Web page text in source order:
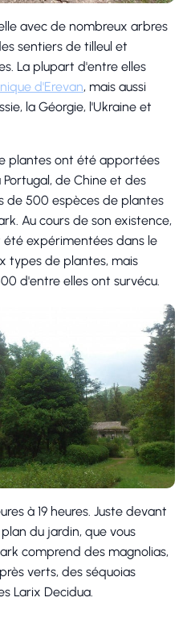
avec de nombreux arbres
sentiers de tilleul et
La plupart d'entre elles
d'Erevan, mais aussi
la Géorgie, l'Ukraine et
plantes ont été apportées
de Chine et des
de 500 espèces de plantes
Au cours de son existence,
expérimentées dans le
types de plantes, mais
d'entre elles ont survécu.
à 19 heures. Juste devant
du jardin, que vous
comprend des magnolias,
verts, des séquoias
Larix Decidua.